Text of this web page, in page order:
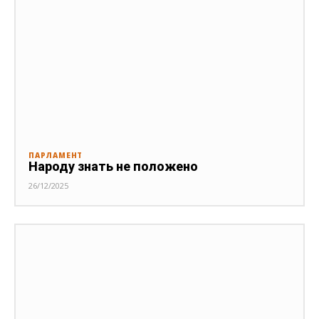
ПАРЛАМЕНТ
Народу знать не положено
26/12/2025